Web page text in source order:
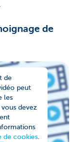
de
de
peut
les
devez
de cookies.